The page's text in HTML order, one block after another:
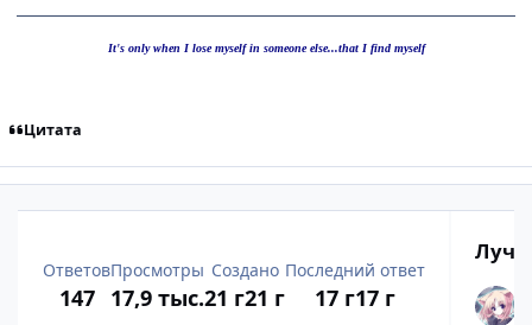
It's only when I lose myself in someone else...that I find myself
Цитата
Ответов
147
Просмотры
17,9 тыс.
Создано
21 г21 г
Последний ответ
17 г17 г